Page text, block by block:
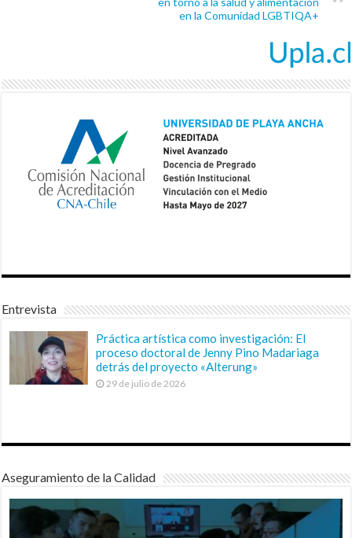
en la Comunidad LGBTIQA+
Entrevista
Práctica artística como investigación: El
proceso doctoral de Jenny Pino Madariaga
detrás del proyecto «Alterung»
29 de julio de 2026
Aseguramiento de la Calidad